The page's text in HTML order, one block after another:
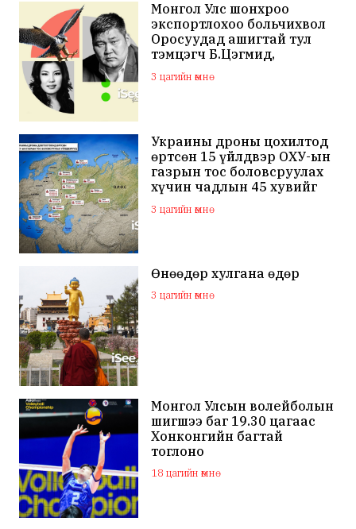
Монгол Улс шонхроо
экспортлохоо больчихвол
Оросуудад ашигтай тул
тэмцэгч Б.Цэгмид,
Н.Эрдэнэ зэрэг хүмүүсийг
санхүүжүүлдэг байж
3 цагийн өмнө
Украины дроны цохилтод
өртсөн 15 үйлдвэр ОХУ-ын
газрын тос боловсруулах
хүчин чадлын 45 хувийг
бүрдүүлдэг байжээ
3 цагийн өмнө
Өнөөдөр хулгана өдөр
3 цагийн өмнө
Монгол Улсын волейболын
шигшээ баг 19.30 цагаас
Хонконгийн багтай
тоглоно
18 цагийн өмнө